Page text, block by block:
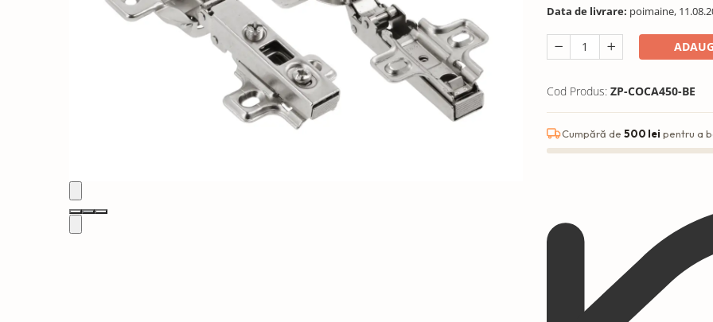
Data de livrare: poimaine,
Cod Produs: ZP-COCA450-BE
Cumpără de 500 lei pentru a